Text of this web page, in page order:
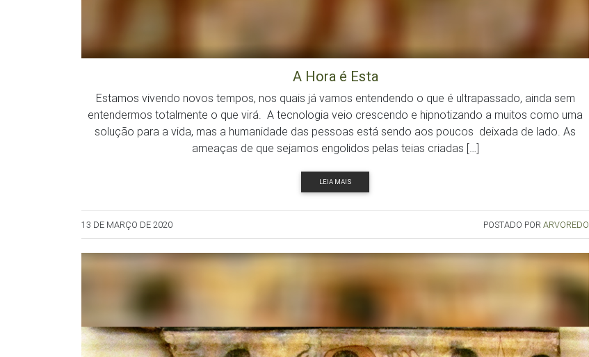
A Hora é Esta
Estamos vivendo novos tempos, nos quais já vamos entendendo o que é ultrapassado, ainda sem
entendermos totalmente o que virá. A tecnologia veio crescendo e hipnotizando a muitos como uma
solução para a vida, mas a humanidade das pessoas está sendo aos poucos deixada de lado. As
ameaças de que sejamos engolidos pelas teias criadas […]
LEIA MAIS
13 DE MARÇO DE 2020 POSTADO POR ARVOREDO